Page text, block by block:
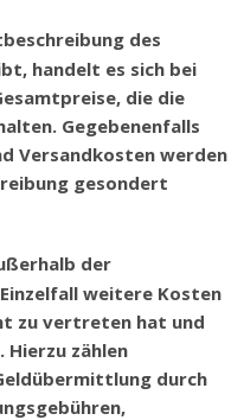
des
handelt es sich bei
die die
Gegebenenfalls
Versandkosten werden
gesondert
ßerhalb der
weitere Kosten
zu vertreten hat und
Hierzu zählen
übermittlung durch
ühren,